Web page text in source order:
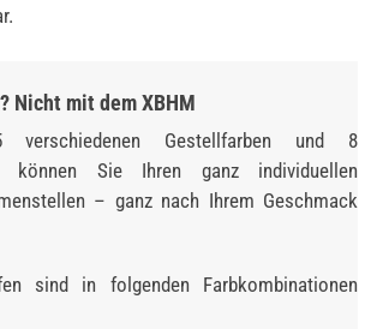
Nicht mit dem XBHM
Gestellfarben und 8
können Sie Ihren ganz individuellen
– ganz nach Ihrem Geschmack
sind in folgenden Farbkombinationen